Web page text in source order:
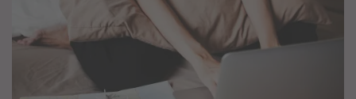
Tutte le destinazioni